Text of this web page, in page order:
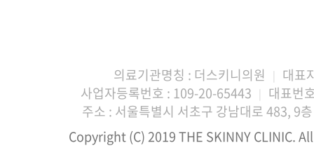
의료기관명칭 : 더스키니의원 |
대표
사업자등록번호 : 109-20-65443 |
대표번
주소 : 서울특별시 서초구 강남대로 483, 9
Copyright (C) 2019 THE SKINNY CLINIC.